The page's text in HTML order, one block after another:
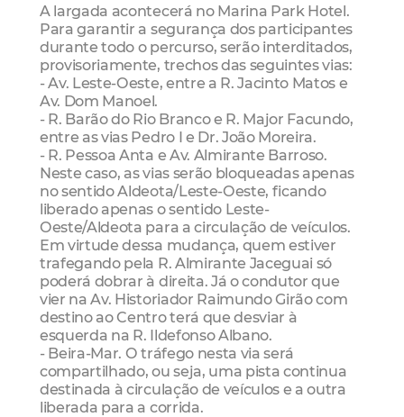
A largada acontecerá no Marina Park Hotel.
Para garantir a segurança dos participantes
durante todo o percurso, serão interditados,
provisoriamente, trechos das seguintes vias:
- Av. Leste-Oeste, entre a R. Jacinto Matos e
Av. Dom Manoel.
- R. Barão do Rio Branco e R. Major Facundo,
entre as vias Pedro I e Dr. João Moreira.
- R. Pessoa Anta e Av. Almirante Barroso.
Neste caso, as vias serão bloqueadas apenas
no sentido Aldeota/Leste-Oeste, ficando
liberado apenas o sentido Leste-
Oeste/Aldeota para a circulação de veículos.
Em virtude dessa mudança, quem estiver
trafegando pela R. Almirante Jaceguai só
poderá dobrar à direita. Já o condutor que
vier na Av. Historiador Raimundo Girão com
destino ao Centro terá que desviar à
esquerda na R. Ildefonso Albano.
- Beira-Mar. O tráfego nesta via será
compartilhado, ou seja, uma pista continua
destinada à circulação de veículos e a outra
liberada para a corrida.